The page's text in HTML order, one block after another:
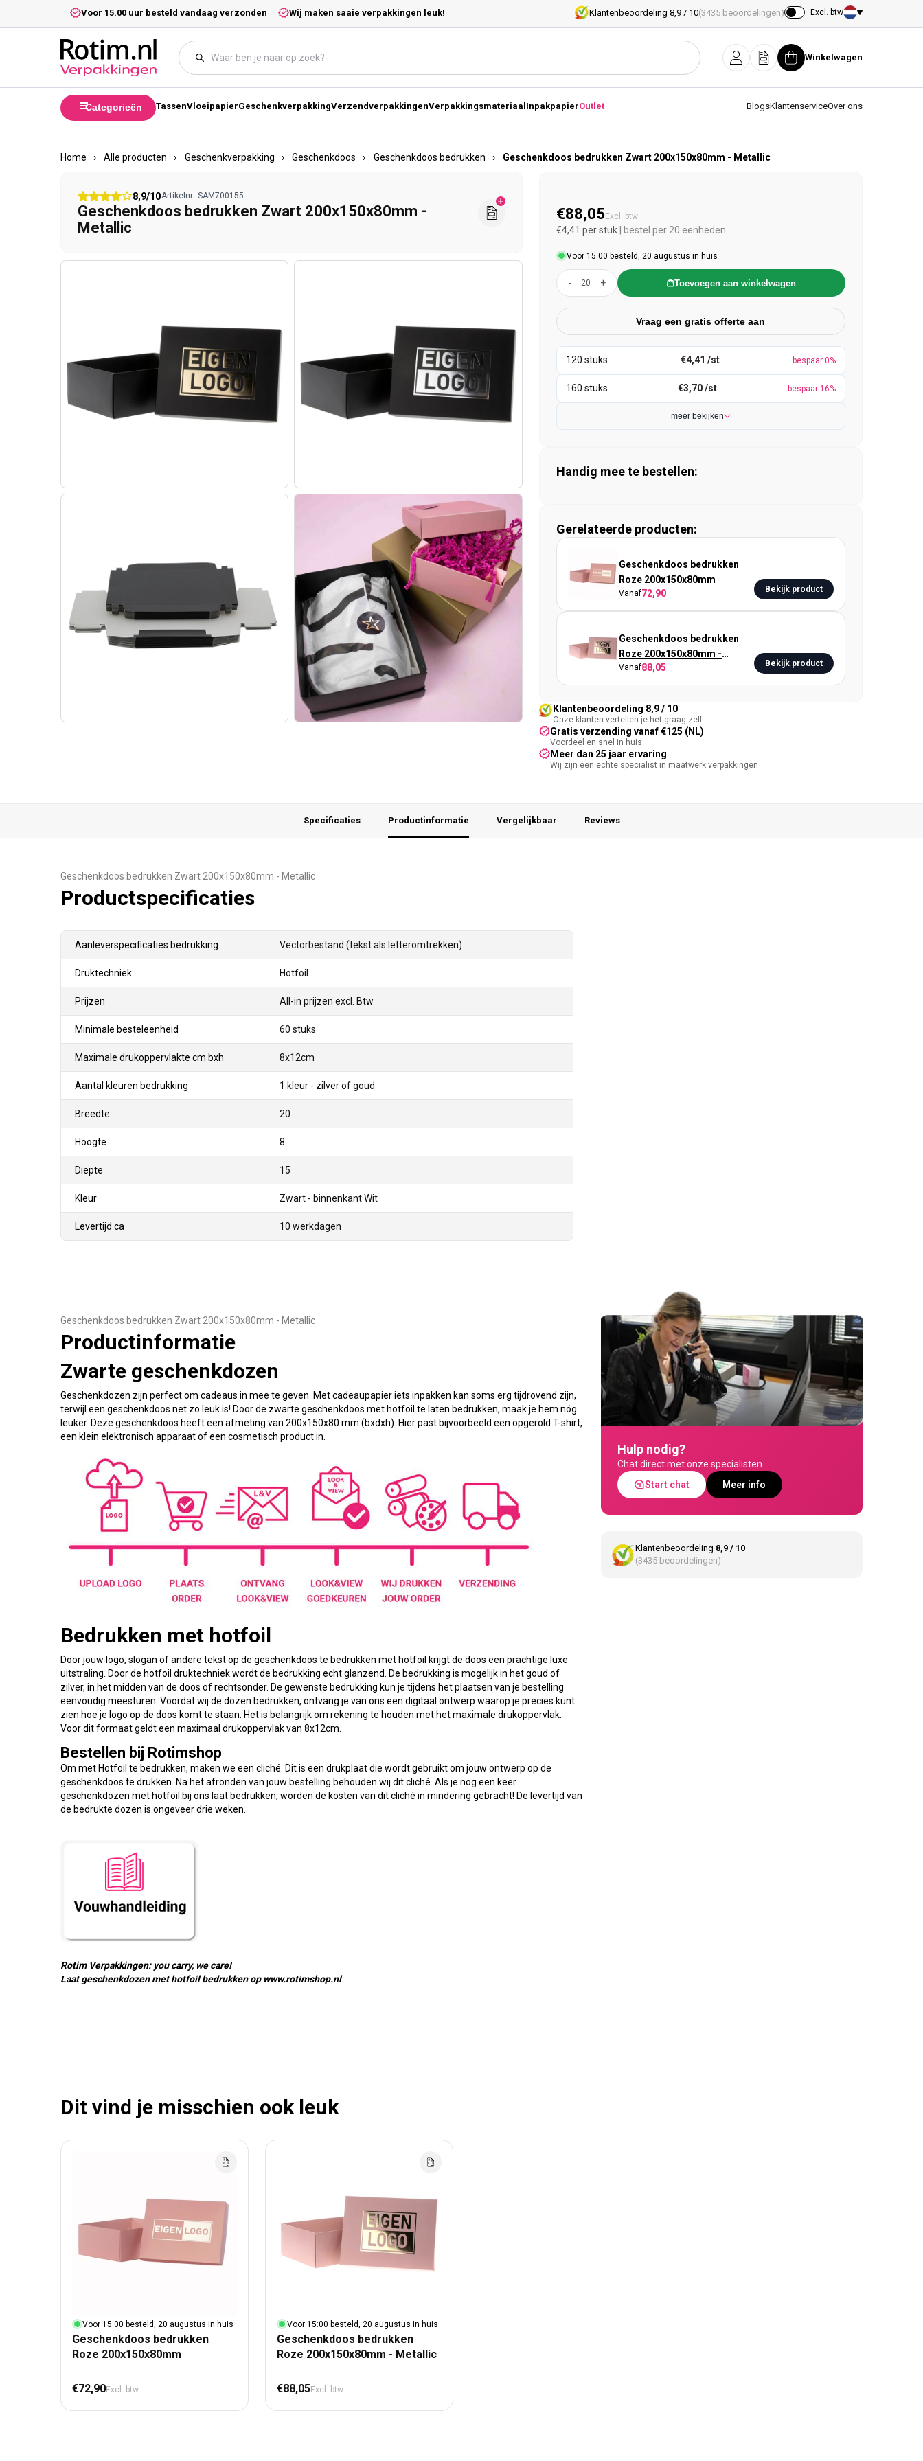
Meteen naar de contentVoor 15.00 uur besteld vandaag verzonden Wij maken saaie verpakkingen leuk! Klantenbeoordeling 8,9 / 10(3435 beoordelingen) Excl. btw
Land/regio
InloggenOfferteWinkelwagen
Winkelwagen
Categorieën TassenVloeipapierGeschenkverpakkingVerzendverpakkingenVerpakkingsmateriaal InpakpapierOutlet BlogsKlantenserviceOver ons
Home › Alle producten › Geschenkverpakking › Geschenkdoos › Geschenkdoos bedrukken › Geschenkdoos bedrukken Zwart 200x150x80mm - Metallic
8,9/10Artikelnr: SAM700155
Geschenkdoos bedrukken Zwart 200x150x80mm -
Metallic
Normale prijs
€88,05 Excl. btw
€4,41 per stuk | bestel per 20 eenheden
Voor 15:00 besteld, 20 augustus in huis
- + Toevoegen aan winkelwagen
Vraag een gratis offerte aan
€4,41 /st bespaar 0%
€3,70 /st bespaar 16%
meer bekijken
Handig mee te bestellen:
Gerelateerde producten:
Geschenkdoos bedrukken
Roze 200x150x80mm
Vanaf72,90 Bekijk product
Geschenkdoos bedrukken
Roze 200x150x80mm -
Metallic
Vanaf88,05 Bekijk product
Klantenbeoordeling 8,9 / 10
Onze klanten vertellen je het graag zelf
Gratis verzending vanaf €125 (NL)
Voordeel en snel in huis
Meer dan 25 jaar ervaring
Wij zijn een echte specialist in maatwerk verpakkingen
Specificaties Productinformatie Vergelijkbaar Reviews
Geschenkdoos bedrukken Zwart 200x150x80mm - Metallic
Productspecificaties
Aanleverspecificaties bedrukking Vectorbestand (tekst als letteromtrekken)
Druktechniek Hotfoil
Prijzen All-in prijzen excl. Btw
Minimale besteleenheid 60 stuks
Maximale drukoppervlakte cm bxh 8x12cm
Aantal kleuren bedrukking 1 kleur - zilver of goud
Breedte 20
Hoogte 8
Diepte 15
Kleur Zwart - binnenkant Wit
Levertijd ca 10 werkdagen
Geschenkdoos bedrukken Zwart 200x150x80mm - Metallic
Productinformatie
Zwarte geschenkdozen
Geschenkdozen zijn perfect om cadeaus in mee te geven. Met cadeaupapier iets inpakken kan soms erg tijdrovend zijn,
terwijl een geschenkdoos net zo leuk is! Door de zwarte geschenkdoos met hotfoil te laten bedrukken, maak je hem nóg
leuker. Deze geschenkdoos heeft een afmeting van 200x150x80 mm (bxdxh). Hier past bijvoorbeeld een opgerold T-shirt,
een klein elektronisch apparaat of een cosmetisch product in.
Bedrukken met hotfoil
Door jouw logo, slogan of andere tekst op de geschenkdoos te bedrukken met hotfoil krijgt de doos een prachtige luxe
uitstraling. Door de hotfoil druktechniek wordt de bedrukking echt glanzend. De bedrukking is mogelijk in het goud of
zilver, in het midden van de doos of rechtsonder. De gewenste bedrukking kun je tijdens het plaatsen van je bestelling
eenvoudig meesturen. Voordat wij de dozen bedrukken, ontvang je van ons een digitaal ontwerp waarop je precies kunt
zien hoe je logo op de doos komt te staan. Het is belangrijk om rekening te houden met het maximale drukoppervlak.
Voor dit formaat geldt een maximaal drukoppervlak van 8x12cm.
Bestellen bij Rotimshop
Om met Hotfoil te bedrukken, maken we een cliché. Dit is een drukplaat die wordt gebruikt om jouw ontwerp op de
geschenkdoos te drukken. Na het afronden van jouw bestelling behouden wij dit cliché. Als je nog een keer
geschenkdozen met hotfoil bij ons laat bedrukken, worden de kosten van dit cliché in mindering gebracht! De levertijd van
de bedrukte dozen is ongeveer drie weken.
Rotim Verpakkingen: you carry, we care!
Laat geschenkdozen met hotfoil bedrukken op www.rotimshop.nl
Hulp nodig?
Chat direct met onze specialisten
Start chat
Meer info
Klantenbeoordeling 8,9 / 10
(3435 beoordelingen)
Dit vind je misschien ook leuk
Voor 15:00 besteld, 20 augustus in huis
Geschenkdoos bedrukken
Roze 200x150x80mm
Normale prijs
€72,90Excl. btw
Voor 15:00 besteld, 20 augustus in huis
Geschenkdoos bedrukken
Roze 200x150x80mm - Metallic
Normale prijs
€88,05Excl. btw